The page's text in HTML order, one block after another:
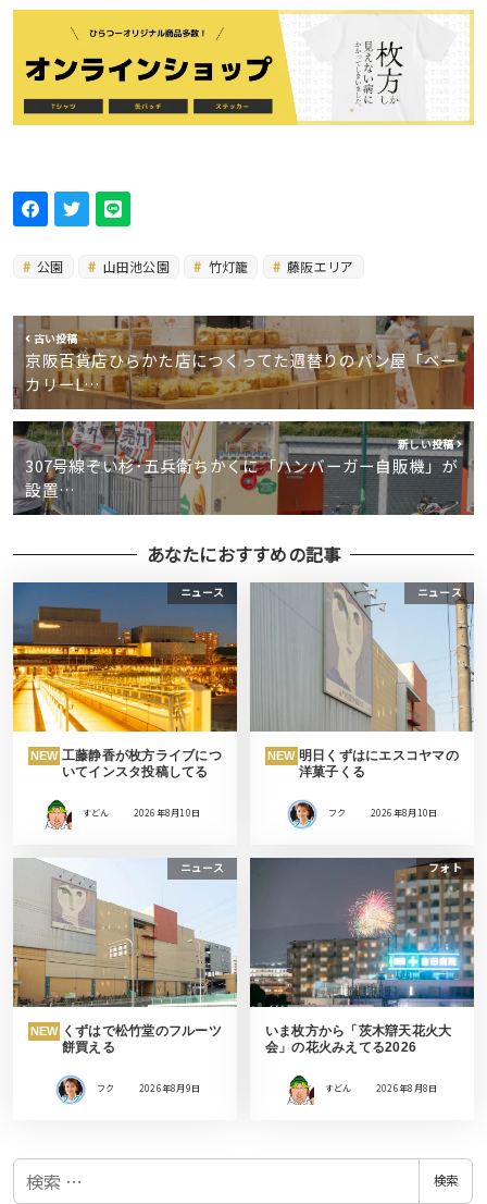
公園 山田池公園 竹灯籠 藤阪エリア
古い投稿
京阪百貨店ひらかた店につくってた週替りのパン屋「ベー
カリーL…
新しい投稿
307号線ぞい杉･五兵衛ちかくに「ハンバーガー自販機」が
設置…
あなたにおすすめの記事
ニュース
NEW 工藤静香が枚方ライブにつ
いてインスタ投稿してる
すどん 2026年8月10日
ニュース
NEW 明日くずはにエスコヤマの
洋菓子くる
フク 2026年8月10日
ニュース
NEW くずはで松竹堂のフルーツ
餅買える
フク 2026年8月9日
フォト
いま枚方から「茨木辯天花火大
会」の花火みえてる2026
すどん 2026年8月8日
検
検索